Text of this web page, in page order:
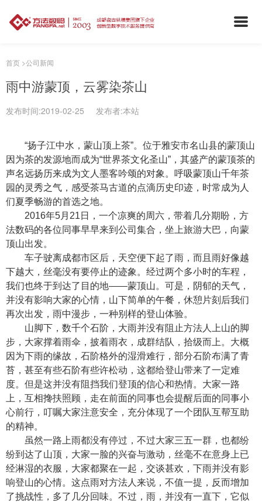
首页 >公司新闻
雨中游蒙顶，云雾染茶山
发布时间:2019-02-25 发布者:本站
“扬子江中水，蒙山顶上茶”。位于雅安市名山县的蒙顶山
因为茶的发源地而成为“世界茶文化圣山”，其盛产的蒙顶茶的
声名远扬历来成为文人墨客吟颂的对象。呼吸蒙顶山千年茶
园的灵秀之气，感受茶马古道的点滴历史印迹，时常成为人
们夏季畅游的首选之地。
2016年5月21日，一个凉爽的周六，带着几分期盼，方
法数码的各位同事早早来到公司集合，坐上旅游大巴，向蒙
顶山出发。
车子驶离成都市区后，天空便下起了雨，而且雨好像越
下越大，丝毫没有要停止的迹象。经过两个多小时的车程，
我们也终于到达了目的地——蒙顶山。可是，阴郁的天气，
并没有影响大家的心情，山下简单的午餐，休憩片刻后我们
再次出发，雨中漫步，一种别样的登山体验。
山脚下，数千个石阶，大雨并没有阻止方法人上山的脚
步，大家撑着雨伞，披着雨衣，成群结队，拾级而上。大概
因为下雨的缘故，石阶格外的湿滑难行，部分石阶布满了青
苔，甚至有些石阶有些许松动，这都给登山带来了一定难
度。但是这并没有阻挡我们登顶的信心和热情。大家一路
上，互相搀扶照顾，走在前面的同事也会提醒后面的同事小
心前行，叮嘱大家注意安全，充分体现了一个团队互帮互助
的精神。
虽然一路上雨都没有停过，不过大家三五一群，也都纷
纷到达了山顶，大家一脸的兴奋与激动，丝毫不在意身上已
经淋湿的衣服，大家都聚在一起，交谈甚欢，下雨并没有影
响登山的心情。这点雨对方法人来说，不值一提，反而增加
了挑战性，多了几分回味。不过，雨，并没有一直下，它似